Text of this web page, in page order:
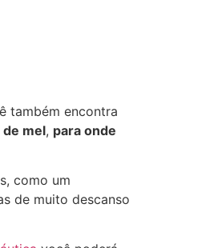
também encontra
de mel, para onde
como um
de muito descanso